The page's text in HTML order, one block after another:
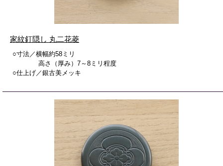
家紋釘隠し 丸二花菱
○寸法／横幅約58ミリ
高さ（厚み）7～8ミリ程度
○仕上げ／銀古美メッキ